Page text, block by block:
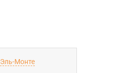
Эль-Монте